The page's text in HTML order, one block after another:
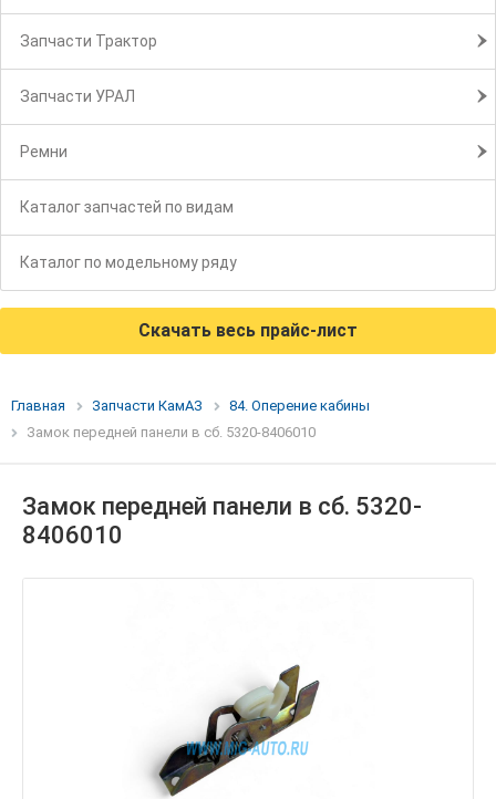
Запчасти Трактор
Запчасти УРАЛ
Ремни
Каталог запчастей по видам
Каталог по модельному ряду
Скачать весь прайс-лист
Главная Запчасти КамАЗ
84. Оперение кабины
Замок передней панели в сб. 5320-8406010
Замок передней панели в сб. 5320-
8406010